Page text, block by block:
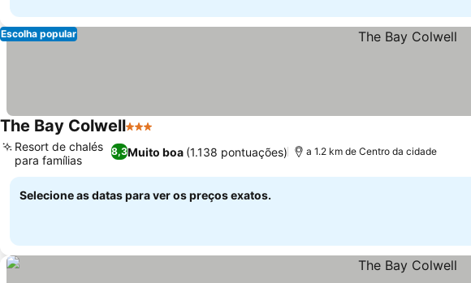
Escolha popular
The Bay Colwell3 Estrelas
8,3Muito boa (1.138 pontuações)
Resort de chalés
para famílias
a 1.2 km de Centro da cidade
Selecione as datas para ver os preços exatos.